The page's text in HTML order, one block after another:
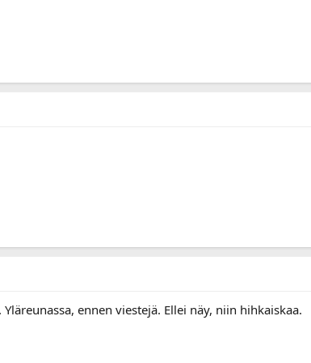
ennen viestejä. Ellei näy, niin hihkaiskaa.